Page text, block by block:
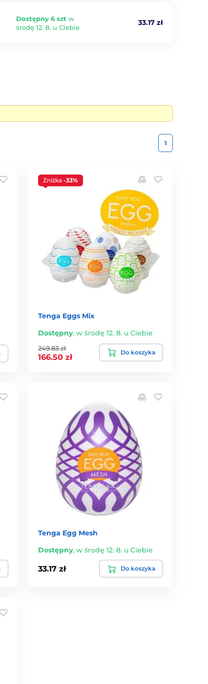
Dostępny 6 szt w
środę 12. 8. u Ciebie
33.17 zł
1
Zniżka-33%
Tenga Eggs Mix
Dostępny,w środę 12. 8. u Ciebie
249.83 zł
166.50 zł
Do koszyka
Tenga Egg Mesh
Dostępny,w środę 12. 8. u Ciebie
33.17 zł Do koszyka